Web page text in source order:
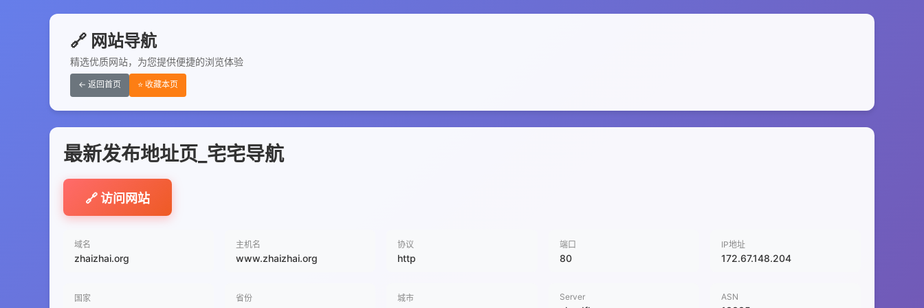
🔗 网站导航
精选优质网站，为您提供便捷的浏览体验
← 返回首页 ⭐ 收藏本页
最新发布地址页_宅宅导航
🔗 访问网站
域名
zhaizhai.org
主机名
www.zhaizhai.org
协议
http
端口
80
IP地址
172.67.148.204
国家 省份 城市 Server ASN